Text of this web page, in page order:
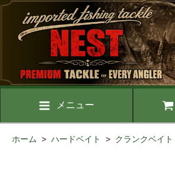
メニュー
ホーム > ハードベイト > クランクベイト